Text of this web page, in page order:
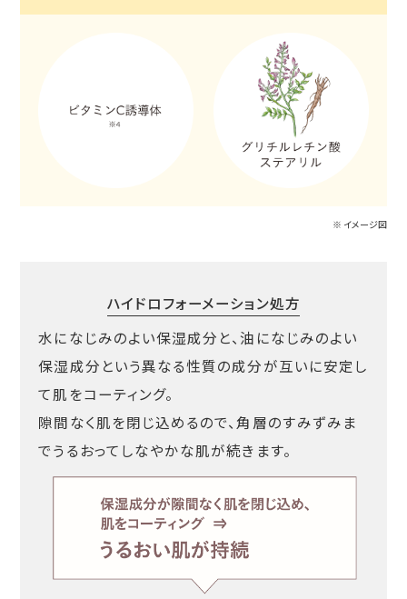
※ イメージ図
ハイドロフォーメーション処方
水になじみのよい保湿成分と、油になじみのよい
保湿成分という異なる性質の成分が互いに安定し
て肌をコーティング。
隙間なく肌を閉じ込めるので、角層のすみずみま
でうるおってしなやかな肌が続きます。